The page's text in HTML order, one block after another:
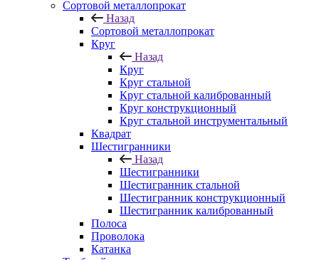
Сортовой металлопрокат
Назад
Сортовой металлопрокат
Круг
Назад
Круг
Круг стальной
Круг стальной калиброванный
Круг конструкционный
Круг стальной инструментальный
Квадрат
Шестигранники
Назад
Шестигранники
Шестигранник стальной
Шестигранник конструкционный
Шестигранник калиброванный
Полоса
Проволока
Катанка